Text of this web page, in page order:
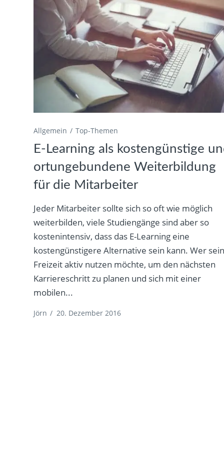
Allgemein Top-Themen
E-Learning als kostengünstige
ortungebundene Weiterbildung
für die Mitarbeiter
Jeder Mitarbeiter sollte sich so oft wie möglich
weiterbilden, viele Studiengänge sind aber so
kostenintensiv, dass das E-Learning eine
kostengünstigere Alternative sein kann. Wer
Freizeit aktiv nutzen möchte, um den nächsten
Karriereschritt zu planen und sich mit einer
mobilen...
Jörn / 20. Dezember 2016